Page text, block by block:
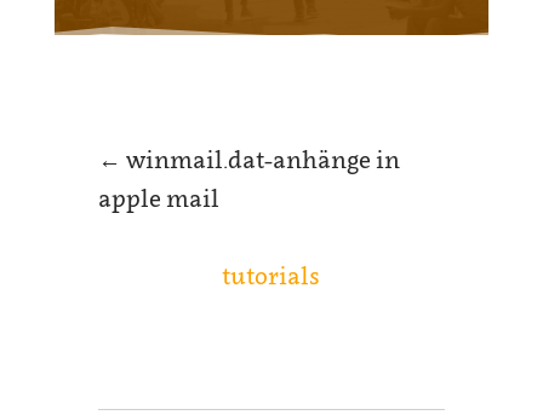
← winmail.dat-anhänge in
apple mail
tutorials